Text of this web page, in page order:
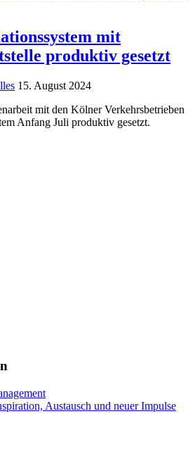
mit
produktiv gesetzt
15. August 2024
mit den Kölner Verkehrsbetrieben
Anfang Juli produktiv gesetzt.
Austausch und neuer Impulse